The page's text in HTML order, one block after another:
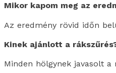
Mikor kapom meg az
Az eredmény rövid időn
Kinek ajánlott a
Minden hölgynek javasolt a